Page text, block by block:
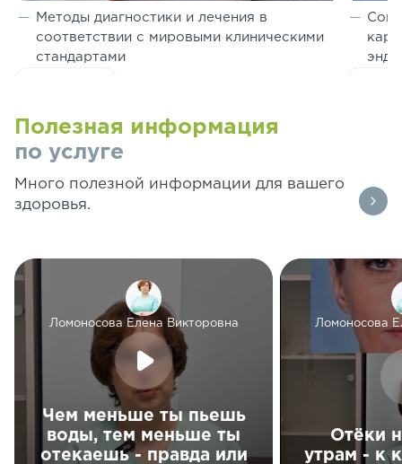
Методы диагностики и лечения в
соответствии с мировыми клиническими
стандартами
Полезная информация
по услуге
Много полезной информации для вашего
здоровья.
Ломоносова Елена Викторовна
Чем меньше ты пьешь
воды, тем меньше ты
отекаешь - правда или
Ломоносова
Отёки
утрам - к